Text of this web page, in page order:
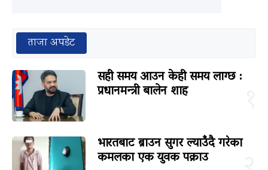
ताजा अपडेट
सही समय आउन केही समय लाग्छ :
प्रधानमन्त्री बालेन शाह
भारतबाट ब्राउन सुगर ल्याउँदै गरेका
कमलका एक युवक पक्राउ